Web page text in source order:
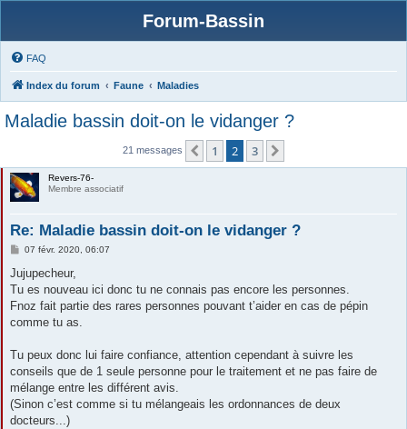
Forum-Bassin
FAQ
Index du forum Faune Maladies
Maladie bassin doit-on le vidanger ?
21 messages Précédente
1 2 3
Revers-76-
Membre associatif
Re: Maladie bassin doit-on le vidanger ?
M
s
s
a
g
07 févr. 2020, 06:07
Jujupecheur,
Tu es nouveau ici donc tu ne connais pas encore les personnes.
Fnoz fait partie des rares personnes pouvant t’aider en cas de pépin
comme tu as.
Tu peux donc lui faire confiance, attention cependant à suivre les
conseils que de 1 seule personne pour le traitement et ne pas faire de
mélange entre les différent avis.
(Sinon c’est comme si tu mélangeais les ordonnances de deux
docteurs...)